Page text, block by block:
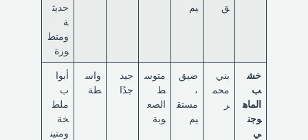
يم
حديث
ومتط
ورة
خش
ب
الماه
وجن
ي
بني
محم
ضيق
مستق
يم
متوس
ط
الصع
وبة
جيد
جدًا
واس
طة
أبوا
ملط
خة
ومتين